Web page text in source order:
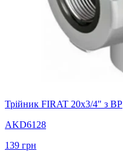
Трійник FIRAT 20х3/4" з ВР
AKD6128
139 грн